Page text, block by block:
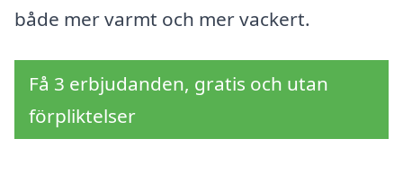
både mer varmt och mer vackert.
Få 3 erbjudanden, gratis och utan
förpliktelser